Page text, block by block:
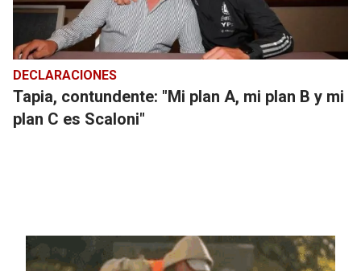
DECLARACIONES
Tapia, contundente: "Mi plan A, mi plan B y mi
plan C es Scaloni"